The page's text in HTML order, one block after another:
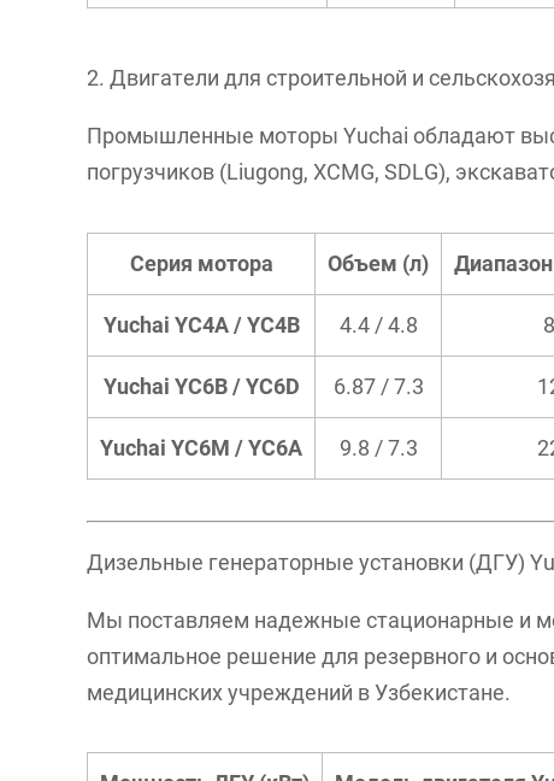
2. Двигатели для строительной и
Промышленные моторы Yuchai обладают
погрузчиков (Liugong, XCMG, SDLG),
Серия мотора Объем (л)
Yuchai YC4A / YC4B 4.4 / 4.8
Yuchai YC6B / YC6D 6.87 / 7.3
Yuchai YC6M / YC6A 9.8 / 7.3
Дизельные генераторные установки (ДГУ)
Мы поставляем надежные стационарные и
оптимальное решение для резервного и
медицинских учреждений в Узбекистане.